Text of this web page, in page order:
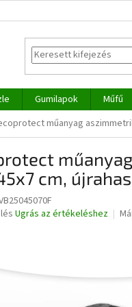
Gumilapok Műfű
műanyag
cm,
Ugrás az értékeléshez